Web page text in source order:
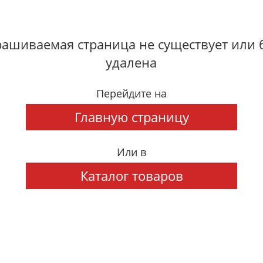
страница не существует или
удалена
Перейдите на
Главную страницу
Или в
Каталог товаров